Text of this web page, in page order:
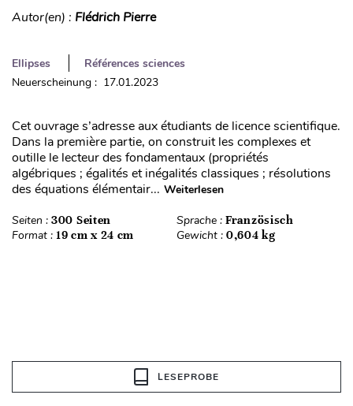
Autor(en) : Flédrich Pierre
Ellipses
Références sciences
Neuerscheinung : 17.01.2023
Cet ouvrage s’adresse aux étudiants de licence scientifique.
Dans la première partie, on construit les complexes et
outille le lecteur des fondamentaux (propriétés
algébriques ; égalités et inégalités classiques ; résolutions
des équations élémentair... Weiterlesen
Seiten : 300 Seiten Sprache : Französisch
Format : 19 cm x 24 cm Gewicht : 0,604 kg
LESEPROBE